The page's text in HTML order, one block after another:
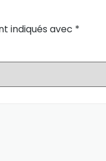
indiqués avec *